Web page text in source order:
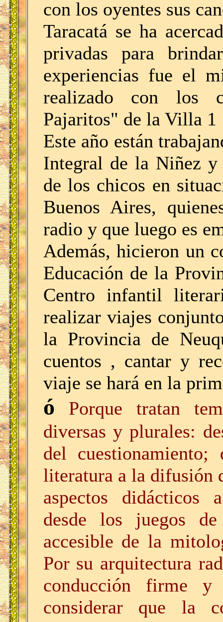
con los oyentes sus
Taracatá se ha
privadas para
experiencias fue el
realizado con los
Pajaritos" de la Villa 1
Este año están
Integral de la Niñez y
de los chicos en
Buenos Aires,
radio y que luego es
Además, hicieron un
Educación de la
Centro infantil
realizar viajes
la Provincia de
cuentos , cantar y
viaje se hará en la
ó
Porque tratan
diversas y plurales:
del
literatura a la difusión
aspectos didácticos
desde los juegos
accesible de la
Por su arquitectura
conducción firme
considerar que la